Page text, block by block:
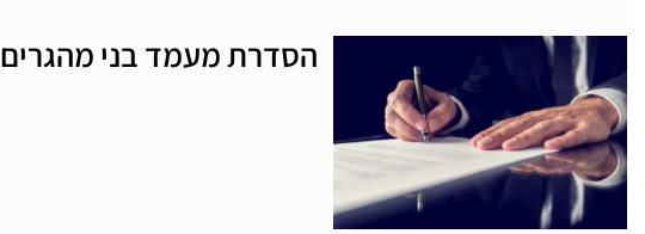
הסדרת מעמד בני מהגרים